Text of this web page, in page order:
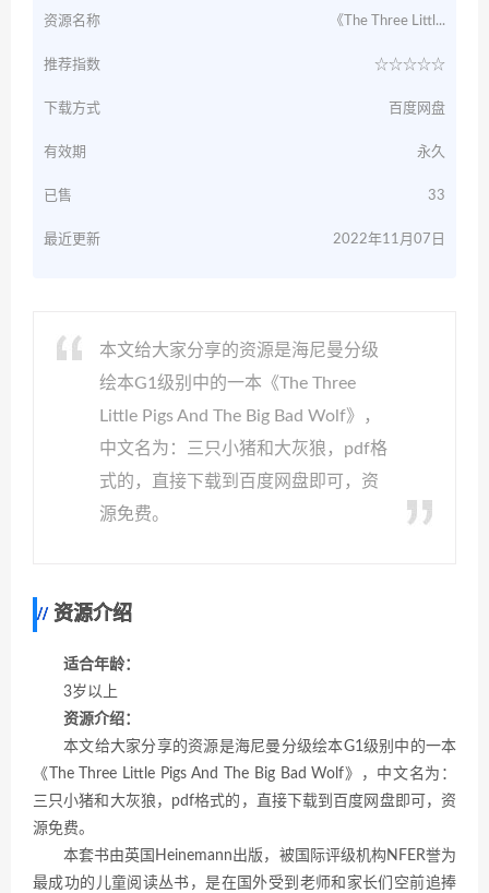
资源名称 《The Three Littl...
推荐指数 ☆☆☆☆☆
下载方式 百度网盘
有效期 永久
已售 33
最近更新 2022年11月07日
本文给大家分享的资源是海尼曼分级
绘本G1级别中的一本《The Three
Little Pigs And The Big Bad Wolf》，
中文名为：三只小猪和大灰狼，pdf格
式的，直接下载到百度网盘即可，资
源免费。
资源介绍
适合年龄：
3岁以上
资源介绍：
本文给大家分享的资源是海尼曼分级绘本G1级别中的一本
《The Three Little Pigs And The Big Bad Wolf》，中文名为：
三只小猪和大灰狼，pdf格式的，直接下载到百度网盘即可，资
源免费。
本套书由英国Heinemann出版，被国际评级机构NFER誉为
最成功的儿童阅读丛书，是在国外受到老师和家长们空前追捧